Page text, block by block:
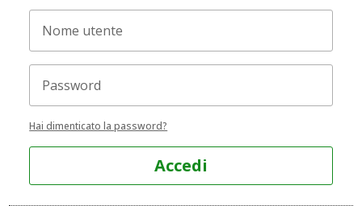
Hai dimenticato la password?
Accedi